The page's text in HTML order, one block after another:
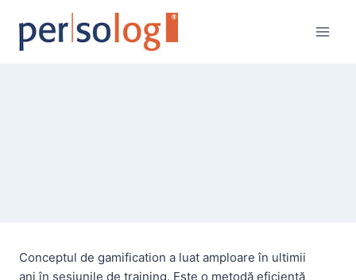
content
Conceptul de gamification a luat amploare în ultimii
ani în sesiunile de training. Este o metodă eficientă